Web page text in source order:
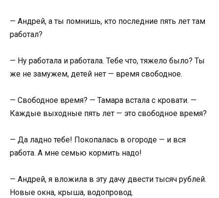
— Андрей, а ты помнишь, кто последние пять лет там
работал?
— Ну работала и работала. Тебе что, тяжело было? Ты
же не замужем, детей нет — время свободное.
— Свободное время? — Тамара встала с кровати. —
Каждые выходные пять лет — это свободное время?
— Да ладно тебе! Покопалась в огороде — и вся
работа. А мне семью кормить надо!
— Андрей, я вложила в эту дачу двести тысяч рублей.
Новые окна, крыша, водопровод.